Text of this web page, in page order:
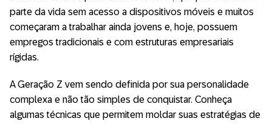
parte da vida sem acesso a dispositivos móveis e muitos
começaram a trabalhar ainda jovens e, hoje, possuem
empregos tradicionais e com estruturas empresariais
rígidas.
A Geração Z vem sendo definida por sua personalidade
complexa e não tão simples de conquistar. Conheça
algumas técnicas que permitem moldar suas estratégias de